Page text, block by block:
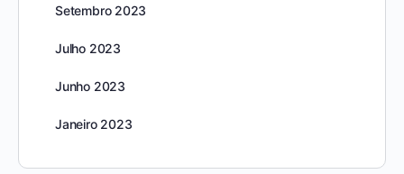
Setembro 2023
Julho 2023
Junho 2023
Janeiro 2023